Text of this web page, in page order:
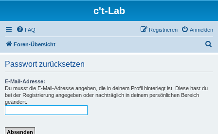
c't-Lab
FAQ Anmelden
Registrieren
Foren-Übersicht
Passwort zurücksetzen
E-Mail-Adresse:
Du musst die E-Mail-Adresse angeben, die in deinem Profil hinterlegt ist. Diese hast du
bei der Registrierung angegeben oder nachträglich in deinem persönlichen Bereich
geändert.